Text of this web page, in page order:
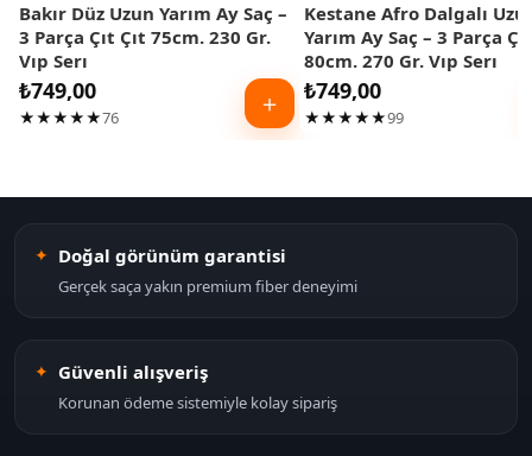
Bakır Düz Uzun Yarım Ay Saç –
3 Parça Çıt Çıt 75cm. 230 Gr.
Vıp Serı
₺749,00
★★★★★76 ＋
Kestane Afro Dalgalı
Yarım Ay Saç – 3 Parça
80cm. 270 Gr. Vıp Serı
₺749,00
★★★★★99
Doğal görünüm garantisi
Gerçek saça yakın premium fiber deneyimi
Güvenli alışveriş
Korunan ödeme sistemiyle kolay sipariş